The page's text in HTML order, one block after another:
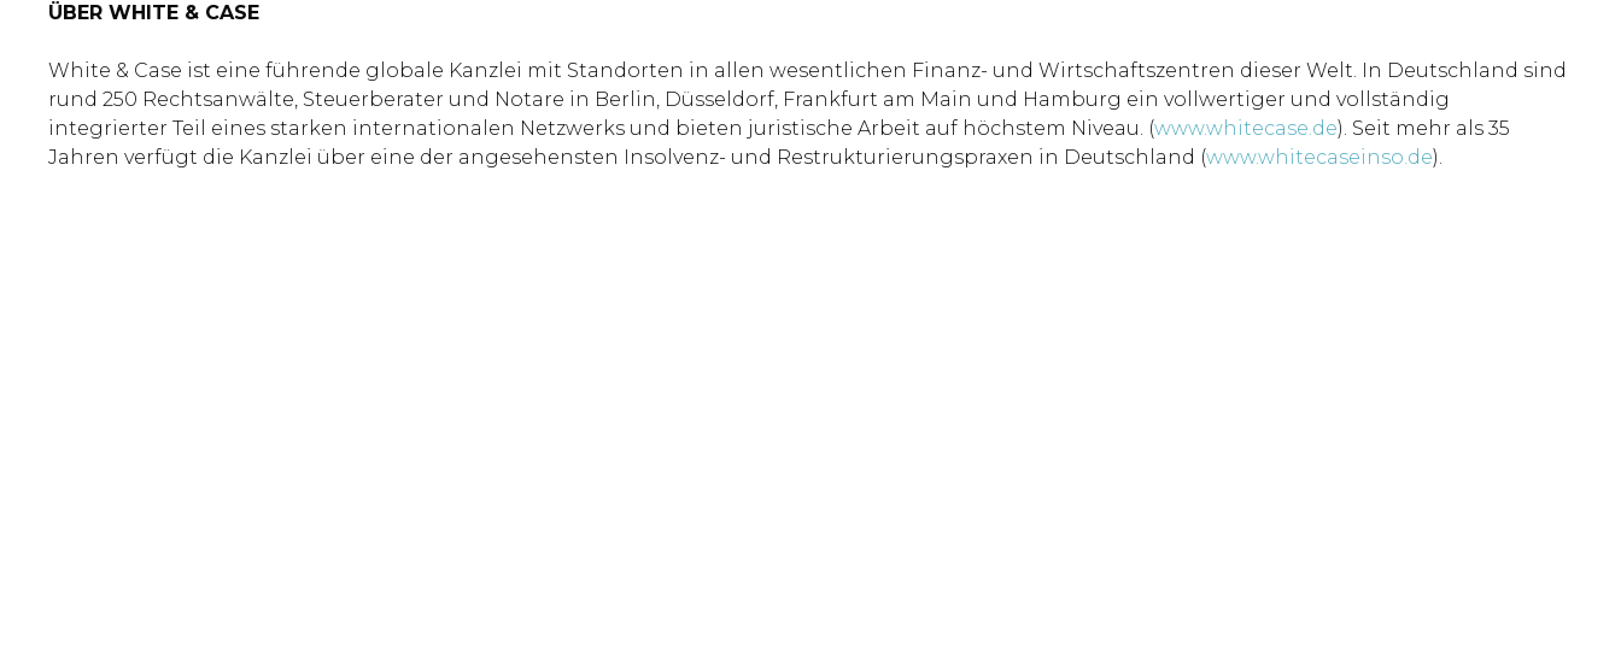
ÜBER WHITE & CASE
White & Case ist eine führende globale Kanzlei mit Standorten in allen wesentlichen Finanz- und Wirtschaftszentren dieser Welt. In Deutschland sind
rund 250 Rechtsanwälte, Steuerberater und Notare in Berlin, Düsseldorf, Frankfurt am Main und Hamburg ein vollwertiger und vollständig
integrierter Teil eines starken internationalen Netzwerks und bieten juristische Arbeit auf höchstem Niveau. (www.whitecase.de). Seit mehr als 35
Jahren verfügt die Kanzlei über eine der angesehensten Insolvenz- und Restrukturierungspraxen in Deutschland (www.whitecaseinso.de).